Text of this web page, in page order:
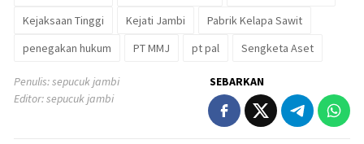
Kejaksaan Tinggi
Kejati Jambi
Pabrik Kelapa Sawit
penegakan hukum
PT MMJ pt pal Sengketa Aset
Penulis: sepucuk jambi
Editor: sepucuk jambi
SEBARKAN